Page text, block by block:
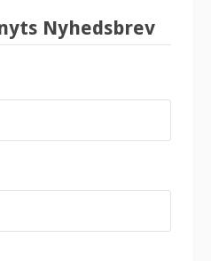
Nyhedsbrev